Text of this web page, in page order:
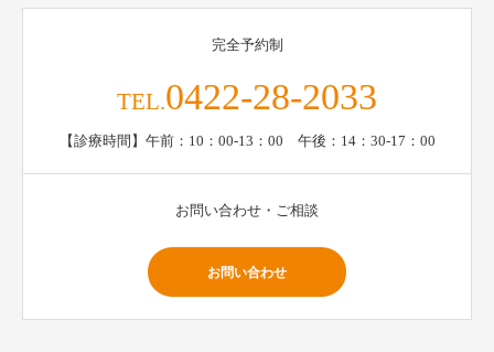
完全予約制
TEL.0422-28-2033
【診療時間】午前：10：00-13：00 午後：14：30-17：00
お問い合わせ・ご相談
お問い合わせ